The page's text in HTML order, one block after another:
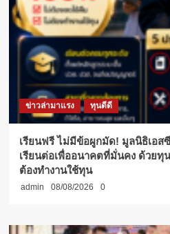
ข่าวล่ามาแรง ทุนดีดี
เรียนฟรี ไม่มีข้อผูกมัด! มูลนิธิเอส
เรียนต่อเพื่ออนาคตที่มั่นคง ด้วยทุ
ต้องทำงานใช้ทุน
admin 08/08/2026 0